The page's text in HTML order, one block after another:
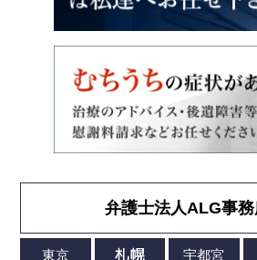
弁護士法人ALG事